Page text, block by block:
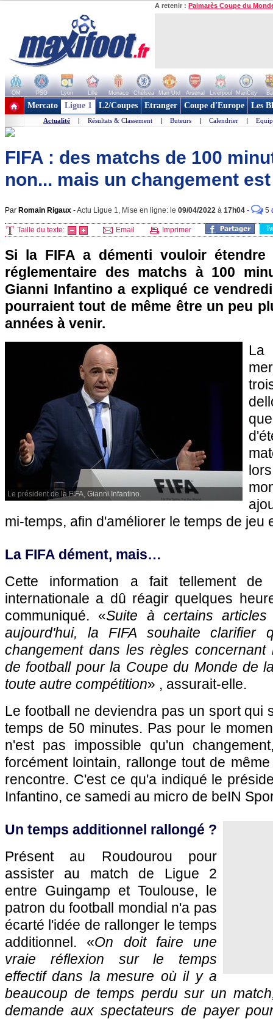
A retenir : Palmarès Coupe du
OM PSG Lyon Lille Monaco Chelsea Man Utd Arsenal Liverpool ManCity
+ de clubs
Mercato Ligue 1 L2/Coupes Etranger Coupe d'Europe Les
Actualité | Résultats & Classement | Buteurs | Calendrier |
FIFA : des matchs de 100
non... mais un changement
Par Romain Rigaux -Actu Ligue 1, Mise en ligne: le 09/04/2022 à 17h04 - 5
Taille du texte: Email Imprimer
Si la FIFA a démenti vouloir
réglementaire des matchs à 100
Gianni Infantino a expliqué ce
pourraient tout de même être un peu
années à venir.
Le président de la FIFA, Gianni Infantino.
La
mi-temps, afin d'améliorer le temps de jeu
La FIFA dément, mais…
Cette information a fait tellement de
internationale a dû réagir quelques
communiqué. «Suite à certains
aujourd'hui, la FIFA souhaite clarifier
changement dans les règles
de football pour la Coupe du Monde de
toute autre compétition» , assurait-elle.
Le football ne deviendra pas un sport qui
temps de 50 minutes. Pas pour le
n'est pas impossible qu'un
forcément lointain, rallonge tout de
rencontre. C'est ce qu'a indiqué le
Infantino, ce samedi au micro de beIN
Un temps additionnel rallongé ?
Présent au Roudourou pour
assister au match de Ligue 2
entre Guingamp et Toulouse, le
patron du football mondial n'a pas
écarté l'idée de rallonger le temps
additionnel. «On doit faire une
vraie réflexion sur le temps
effectif dans la mesure où il y a
beaucoup de temps perdu sur un
demande aux spectateurs de payer